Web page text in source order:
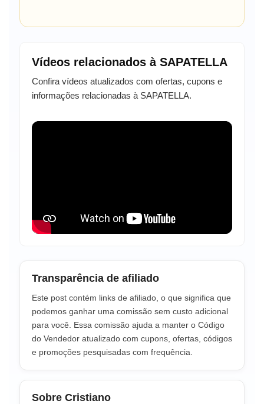
Vídeos relacionados à SAPATELLA
Confira vídeos atualizados com ofertas, cupons e
informações relacionadas à SAPATELLA.
Transparência de afiliado
Este post contém links de afiliado, o que significa que
podemos ganhar uma comissão sem custo adicional
para você. Essa comissão ajuda a manter o Código
do Vendedor atualizado com cupons, ofertas, códigos
e promoções pesquisadas com frequência.
Sobre Cristiano